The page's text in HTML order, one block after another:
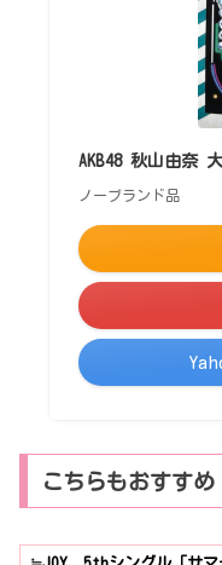
AKB48 秋山由奈
ノーブランド品
こちらもおすすめ